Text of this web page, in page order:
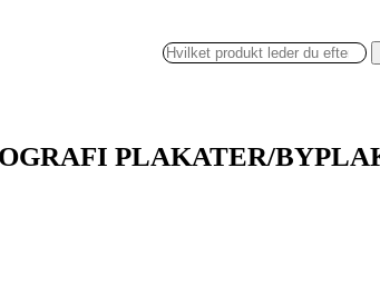
PLAKATER/